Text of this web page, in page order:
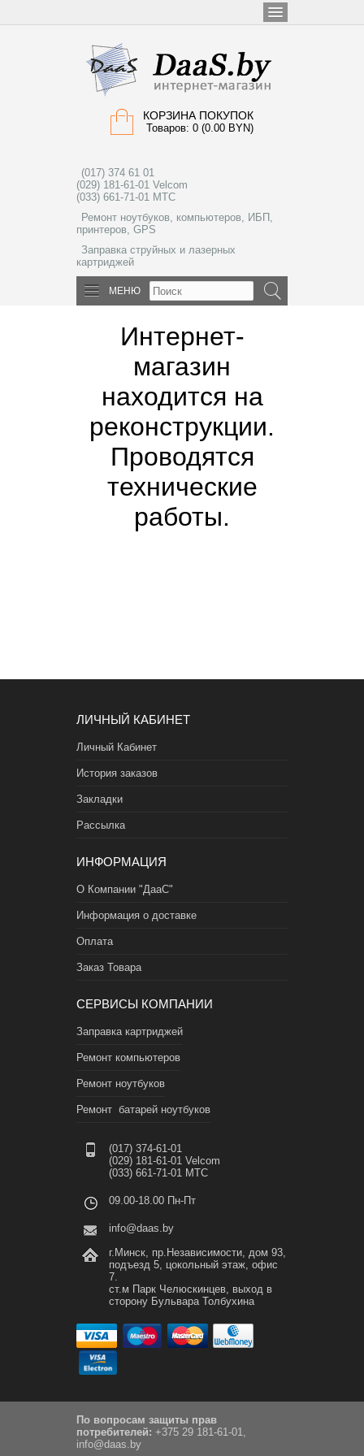
КОРЗИНА ПОКУПОК
Товаров: 0 (0.00 BYN)
(017) 374 61 01
(029) 181-61-01 Velcom
(033) 661-71-01 МТС
Ремонт ноутбуков, компьютеров, ИБП,
принтеров, GPS
Заправка струйных и лазерных
картриджей
МЕНЮ
Интернет-
магазин
находится на
реконструкции.
Проводятся
технические
работы.
ЛИЧНЫЙ КАБИНЕТ
Личный Кабинет
История заказов
Закладки
Рассылка
ИНФОРМАЦИЯ
О Компании "ДааС"
Информация о доставке
Оплата
Заказ Товара
СЕРВИСЫ КОМПАНИИ
Заправка картриджей
Ремонт компьютеров
Ремонт ноутбуков
Ремонт батарей ноутбуков
(017) 374-61-01
(029) 181-61-01 Velcom
(033) 661-71-01 МТС
09.00-18.00 Пн-Пт
info@daas.by
г.Минск, пр.Независимости, дом 93,
подъезд 5, цокольный этаж, офис
7.
ст.м Парк Челюскинцев, выход в
сторону Бульвара Толбухина
По вопросам защиты прав
потребителей: +375 29 181-61-01,
info@daas.by